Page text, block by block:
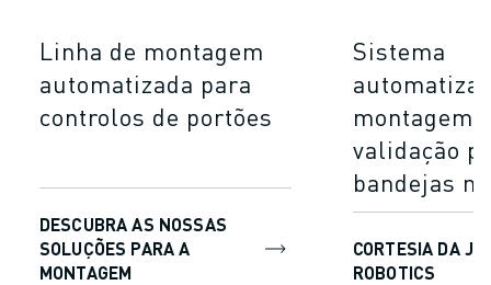
Linha de montagem
automatizada para
controlos de portões
DESCUBRA AS NOSSAS
SOLUÇÕES PARA A
MONTAGEM
Sistema
montagem,
validação
bandejas
CORTESIA DA JH
ROBOTICS